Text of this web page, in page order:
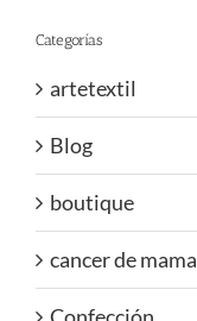
Categorías
artetextil
Blog
boutique
cancer de mama